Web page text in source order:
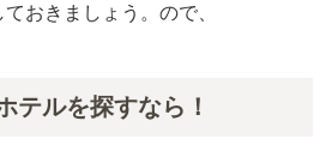
おきましょう。ので、
テルを探すなら！